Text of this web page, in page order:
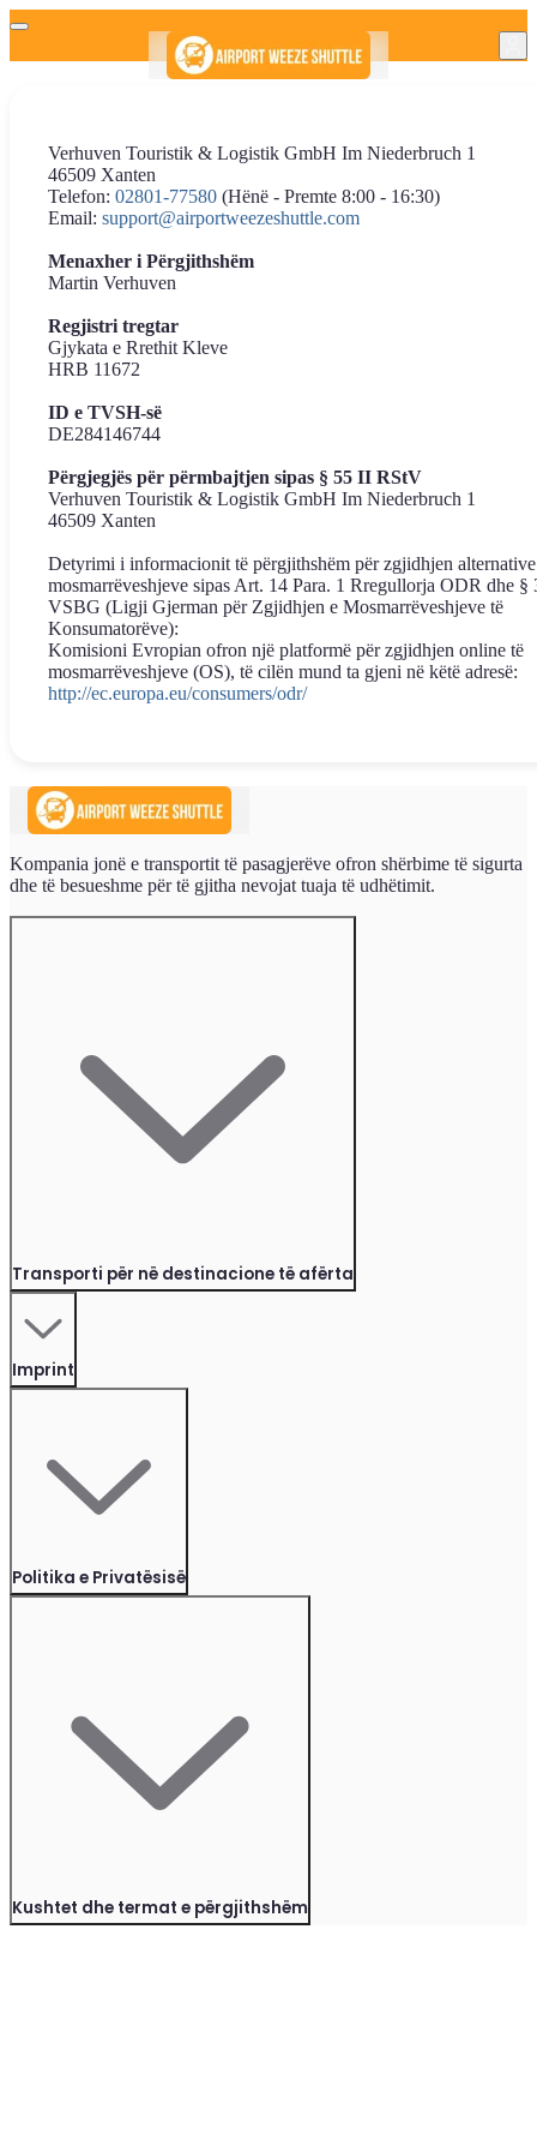
Verhuven Touristik & Logistik GmbH Im Niederbruch 1
46509 Xanten
Telefon: 02801-77580 (Hënë - Premte 8:00 - 16:30)
Email: support@airportweezeshuttle.com
Menaxher i Përgjithshëm
Martin Verhuven
Regjistri tregtar
Gjykata e Rrethit Kleve
HRB 11672
ID e TVSH-së
DE284146744
Përgjegjës për përmbajtjen sipas § 55 II RStV
Verhuven Touristik & Logistik GmbH Im Niederbruch 1
46509 Xanten
Detyrimi i informacionit të përgjithshëm për zgjidhjen
mosmarrëveshjeve sipas Art. 14 Para. 1 Rregullorja ODR dhe §
VSBG (Ligji Gjerman për Zgjidhjen e Mosmarrëveshjeve të
Konsumatorëve):
Komisioni Evropian ofron një platformë për zgjidhjen online të
mosmarrëveshjeve (OS), të cilën mund ta gjeni në këtë adresë:
http://ec.europa.eu/consumers/odr/
Kompania jonë e transportit të pasagjerëve ofron shërbime të sigurta
dhe të besueshme për të gjitha nevojat tuaja të udhëtimit.
Transporti për në destinacione të afërta
Imprint
Politika e Privatësisë
Kushtet dhe termat e përgjithshëm